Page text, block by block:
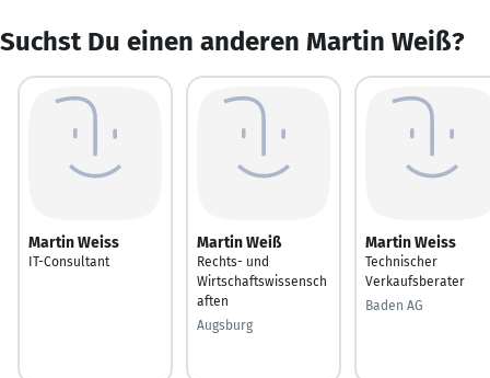
Suchst Du einen anderen Martin Weiß?
Martin Weiss
IT-Consultant
Martin Weiß
Rechts- und
Wirtschaftswissensch
aften
Augsburg
Martin Weiss
Technischer
Verkaufsberater
Baden AG